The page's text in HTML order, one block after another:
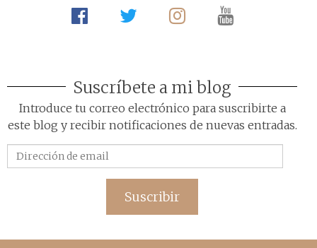
Suscríbete a mi blog
Introduce tu correo electrónico para suscribirte a
este blog y recibir notificaciones de nuevas entradas.
de
Suscribir